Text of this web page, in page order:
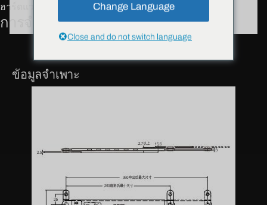
ฮาร์ดแวร์
การจำกัดระยะเวลาการพัก
ข้อมูลจำเพาะ
Change Language
Close and do not switch language